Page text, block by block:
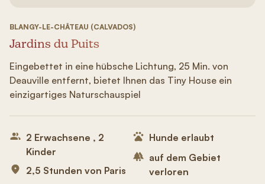
BLANGY-LE-CHÂTEAU (CALVADOS)
Jardins du Puits
Eingebettet in eine hübsche Lichtung, 25 Min. von
Deauville entfernt, bietet Ihnen das Tiny House ein
einzigartiges Naturschauspiel
2 Erwachsene , 2
Kinder
2,5 Stunden von Paris
Hunde erlaubt
auf dem Gebiet
verloren